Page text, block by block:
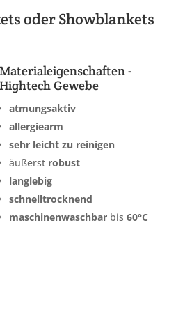
oder Showblankets
Materialeigenschaften -
Hightech Gewebe
atmungsaktiv
allergiearm
sehr leicht zu reinigen
äußerst robust
langlebig
schnelltrocknend
maschinenwaschbar bis60°C